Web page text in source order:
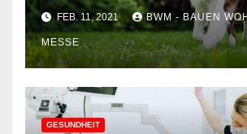
FEB. 11, 2021 BWM - BAUEN
MESSE
GESUNDHEIT